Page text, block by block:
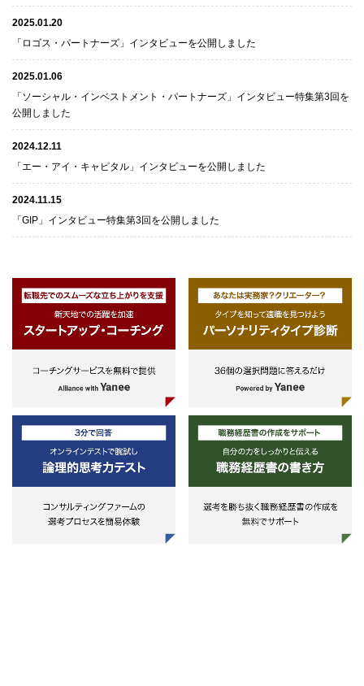
2025.01.20
「ロゴス・パートナーズ」インタビューを公開しました
2025.01.06
「ソーシャル・インベストメント・パートナーズ」インタビュー特集第3回を
公開しました
2024.12.11
「エー・アイ・キャピタル」インタビューを公開しました
2024.11.15
「GIP」インタビュー特集第3回を公開しました